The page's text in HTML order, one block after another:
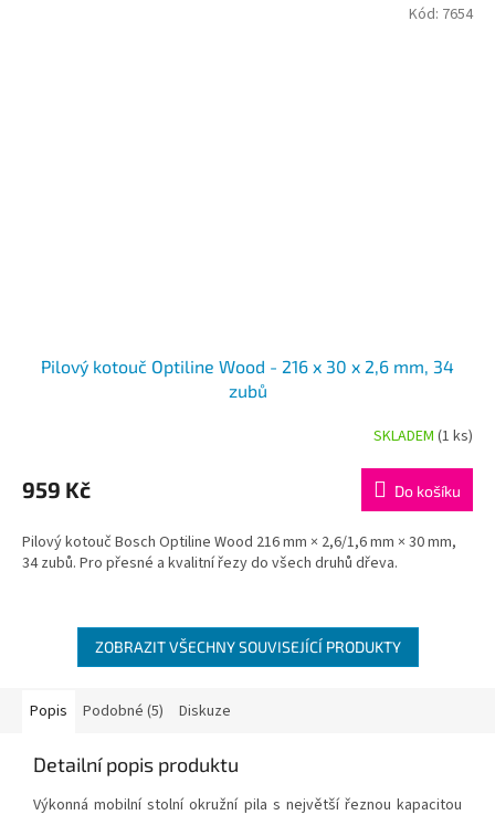
Pilový kotouč Optiline Wood - 216 x 30 x 2,6 mm, 34
zubů
SKLADEM (1 ks)
959 Kč Do košíku
Pilový kotouč Bosch Optiline Wood 216 mm × 2,6/1,6 mm × 30 mm,
34 zubů. Pro přesné a kvalitní řezy do všech druhů dřeva.
Kód: 7654
ZOBRAZIT VŠECHNY SOUVISEJÍCÍ PRODUKTY
Popis Podobné (5) Diskuze
Detailní popis produktu
Výkonná mobilní stolní okružní pila s největší řeznou kapacitou